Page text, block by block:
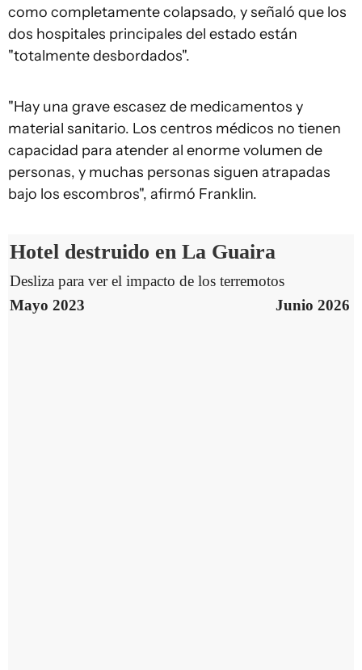
como completamente colapsado, y señaló que los
dos hospitales principales del estado están
"totalmente desbordados".
"Hay una grave escasez de medicamentos y
material sanitario. Los centros médicos no tienen
capacidad para atender al enorme volumen de
personas, y muchas personas siguen atrapadas
bajo los escombros", afirmó Franklin.